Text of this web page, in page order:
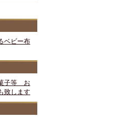
ベビー布
子等 お
致します